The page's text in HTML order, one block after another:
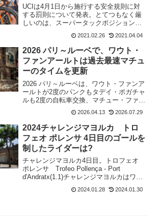
UCIは4月1日から施行する安全規則に対
する罰則について発表。とてつもなく厳
しいのは、スーパータックポジションを
取ったライダーと指定エリア外で故意に
ボトルを廃棄したライダーは、直ちにワ
ンデイレースから除外される。これは厳
しい処置だ。UCIの...
2021.02.26 2021.04.04
2026 パリ～ルーベで、ワウト・
ファンアールトは過去最速マチュ
ーのタイムを更新
2026 パリ～ルーベは、ワウト・ファンア
ールトが2度のパンクもタデイ・ポガチャ
ルも2度の自転車交換、マチュー・ファン
デルプールも2度のパンクとアクシデント
が相次いだ。それでも、優勝したワウ
ト・ファンアールトは2024年にマチュ
ー・ファンデ...
2026.04.13 2026.07.29
2024チャレンジマヨルカ トロ
フェオ ポレンサ 4日目のゴールを
制したライダーは?
チャレンジマヨルカ4日目。トロフェオ
ポレンサ Trofeo Pollença - Port
d'Andratx(1.1)チャレンジマヨルカはワン
デーレースの集まり。ステージレースな
ので、毎レース出場メンバーは変わる。
2024.01.28 2024.01.30